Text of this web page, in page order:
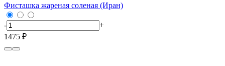
Фисташка жареная соленая (Иран)
-
+
1475 ₽